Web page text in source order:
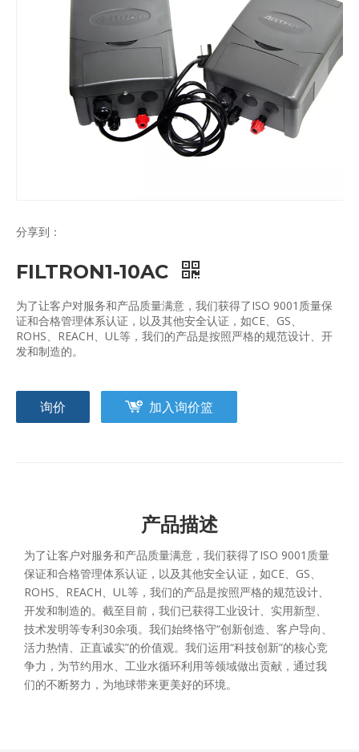
分享到：
FILTRON1-10AC
为了让客户对服务和产品质量满意，我们获得了ISO 9001质量保
证和合格管理体系认证，以及其他安全认证，如CE、GS、
ROHS、REACH、UL等，我们的产品是按照严格的规范设计、开
发和制造的。
询价 加入询价篮
产品描述
为了让客户对服务和产品质量满意，我们获得了ISO 9001质量
保证和合格管理体系认证，以及其他安全认证，如CE、GS、
ROHS、REACH、UL等，我们的产品是按照严格的规范设计、
开发和制造的。截至目前，我们已获得工业设计、实用新型、
技术发明等专利30余项。我们始终恪守“创新创造、客户导向、
活力热情、正直诚实”的价值观。我们运用“科技创新”的核心竞
争力，为节约用水、工业水循环利用等领域做出贡献，通过我
们的不断努力，为地球带来更美好的环境。